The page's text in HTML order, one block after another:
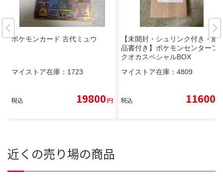
ポケモンカード 古代ミュウ
マイストア在庫： 1723
税込 19800円
【未開封・シュリンク付き・納
品書付き】ポケモンセンターフ
クオカスペシャルBOX
マイストア在庫： 4809
税込 11600
近くの売り場の商品